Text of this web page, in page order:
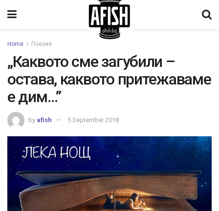
Home Поезия
„Каквото сме загубили –
остава, каквото притежаваме
е дим…”
by afish 5 September 2018